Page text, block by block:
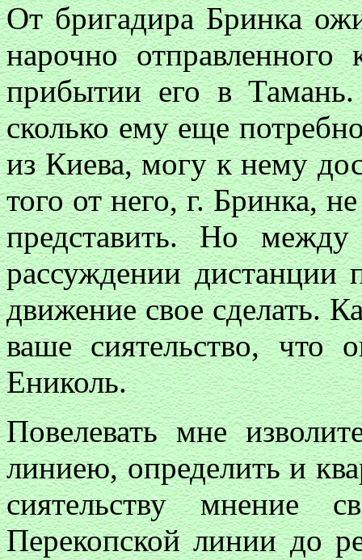
От бригадира Бринка
нарочно
прибытии его в
сколько ему еще
из Киева, могу к нему
того от него, г. Бринка,
представить. Но
рассуждении дистанции
движение свое сделать.
ваше сиятельство,
Ениколь.
Повелевать мне
линиею, определить и
сиятельству мнение
Перекопской линии до